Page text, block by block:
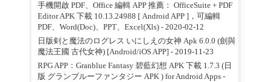
手機開啟 PDF、Office 編輯 APP 推薦： OfficeSuite + PDF
Editor APK 下載 10.13.24988 [ Android APP ]，可編輯
PDF、Word(Doc)、PPT、Excel(Xls)- 2020-02-12
日版剣と魔法のログレス いにしえの女神 Apk 6.0.0 (劍與
魔法王國 古代女神) [Android/iOS APP]- 2019-11-23
RPG APP：Granblue Fantasy 碧藍幻想 APK 下載 1.7.3 (日
版 グランブルーファンタジー APK ) for Android Apps -